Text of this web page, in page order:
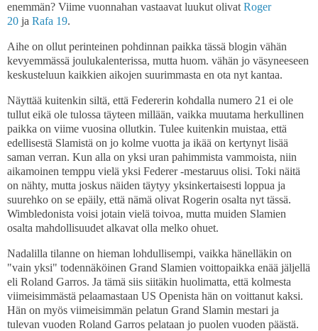
enemmän? Viime vuonnahan vastaavat luukut olivat Roger
20 ja Rafa 19.
Aihe on ollut perinteinen pohdinnan paikka tässä blogin vähän
kevyemmässä joulukalenterissa, mutta huom. vähän jo väsyneeseen
keskusteluun kaikkien aikojen suurimmasta en ota nyt kantaa.
Näyttää kuitenkin siltä, että Federerin kohdalla numero 21 ei ole
tullut eikä ole tulossa täyteen millään, vaikka muutama herkullinen
paikka on viime vuosina ollutkin. Tulee kuitenkin muistaa, että
edellisestä Slamistä on jo kolme vuotta ja ikää on kertynyt lisää
saman verran. Kun alla on yksi uran pahimmista vammoista, niin
aikamoinen temppu vielä yksi Federer -mestaruus olisi. Toki näitä
on nähty, mutta joskus näiden täytyy yksinkertaisesti loppua ja
suurehko on se epäily, että nämä olivat Rogerin osalta nyt tässä.
Wimbledonista voisi jotain vielä toivoa, mutta muiden Slamien
osalta mahdollisuudet alkavat olla melko ohuet.
Nadalilla tilanne on hieman lohdullisempi, vaikka hänelläkin on
"vain yksi" todennäköinen Grand Slamien voittopaikka enää jäljellä
eli Roland Garros. Ja tämä siis siitäkin huolimatta, että kolmesta
viimeisimmästä pelaamastaan US Openista hän on voittanut kaksi.
Hän on myös viimeisimmän pelatun Grand Slamin mestari ja
tulevan vuoden Roland Garros pelataan jo puolen vuoden päästä.